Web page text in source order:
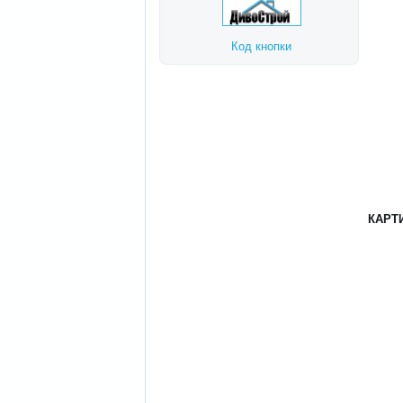
Код кнопки